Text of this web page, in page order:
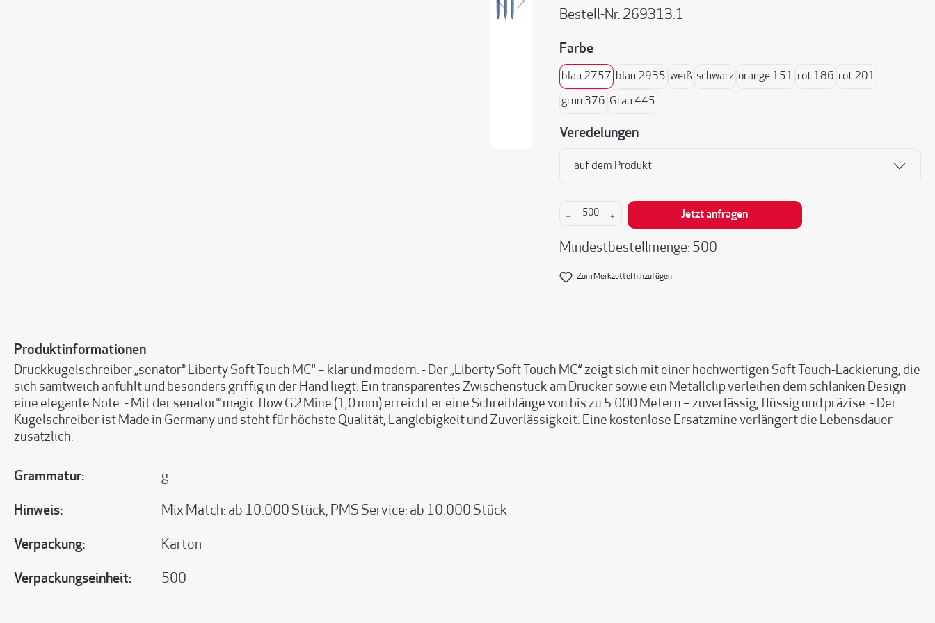
Bestell-Nr. 269313.1
Farbeauswählen
blau 2757 blau 2935 weiß schwarz orange 151 rot 186 rot 201
grün 376 Grau 445
Veredelungen
auf dem Produkt
Produkt Anzahl: Gib den gewünschten Wert ein oder
Jetzt anfragen
Mindestbestellmenge: 500
Zum Merkzettel hinzufügen
Produktinformationen
Druckkugelschreiber „senator® Liberty Soft Touch MC“ – klar und modern. - Der „Liberty Soft Touch MC“ zeigt sich mit einer hochwertigen Soft Touch-Lackierung, die
sich samtweich anfühlt und besonders griffig in der Hand liegt. Ein transparentes Zwischenstück am Drücker sowie ein Metallclip verleihen dem schlanken Design
eine elegante Note. - Mit der senator® magic flow G2 Mine (1,0 mm) erreicht er eine Schreiblänge von bis zu 5.000 Metern – zuverlässig, flüssig und präzise. - Der
Kugelschreiber ist Made in Germany und steht für höchste Qualität, Langlebigkeit und Zuverlässigkeit. Eine kostenlose Ersatzmine verlängert die Lebensdauer
zusätzlich.
Grammatur: g
Hinweis: Mix Match: ab 10.000 Stück, PMS Service: ab 10.000 Stück
Verpackung: Karton
Verpackungseinheit: 500